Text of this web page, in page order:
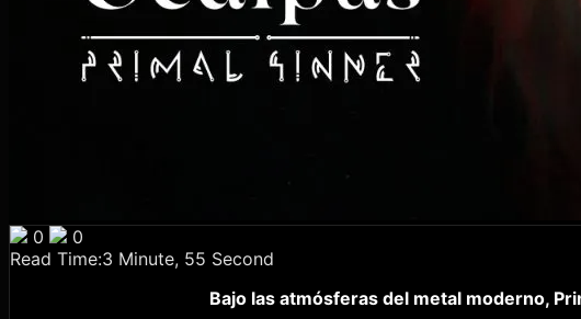
0
0
Read Time:3 Minute, 55 Second
Bajo las atmósferas del metal moderno,